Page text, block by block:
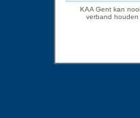
KAA Gent kan
verband houden